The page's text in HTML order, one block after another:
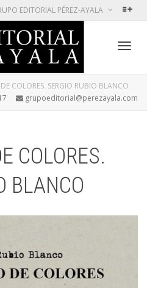
EDITORIAL PÉREZ-AYALA
COLORES. SERGIO RUBIO BLANCO
grupoeditorial@perezayala.com
COLORES.
BLANCO